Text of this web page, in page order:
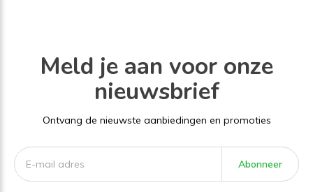
Meld je aan voor onze
nieuwsbrief
Ontvang de nieuwste aanbiedingen en promoties
Abonneer